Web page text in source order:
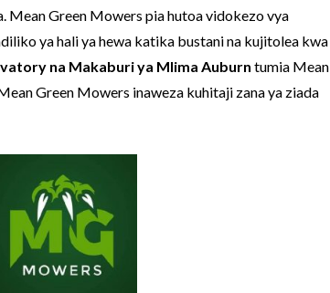
Mean Green Mowers pia hutoa vidokezo vya
ya hali ya hewa katika bustani na kujitolea kwa
na Makaburi ya Mlima Auburn tumia Mean
Green Mowers inaweza kuhitaji zana ya ziada